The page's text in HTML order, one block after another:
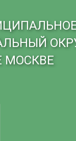
МОСКВЕ